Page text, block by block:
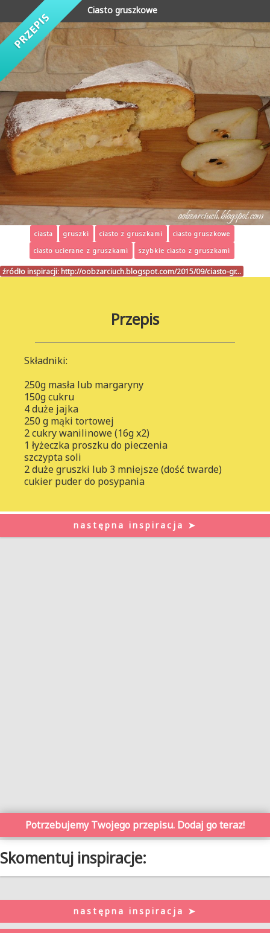
Ciasto gruszkowe
ciasta gruszki ciasto z gruszkami
ciasto gruszkowe
ciasto ucierane z gruszkami
szybkie ciasto z gruszkami
źródło inspiracji: http://oobzarciuch.blogspot.com/2015/09/ciasto-gr…
Przepis
Składniki:
250g masła lub margaryny
150g cukru
4 duże jajka
250 g mąki tortowej
2 cukry wanilinowe (16g x2)
1 łyżeczka proszku do pieczenia
szczypta soli
2 duże gruszki lub 3 mniejsze (dość twarde)
cukier puder do posypania
następna inspiracja ➤
Potrzebujemy Twojego przepisu. Dodaj go teraz!
Skomentuj inspiracje:
następna inspiracja ➤